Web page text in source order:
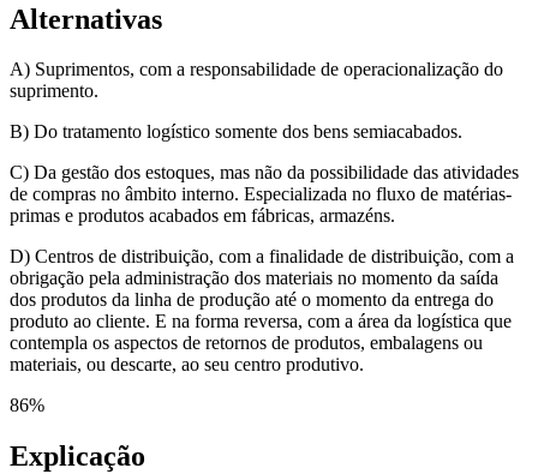
Alternativas
A) Suprimentos, com a responsabilidade de operacionalização do
suprimento.
B) Do tratamento logístico somente dos bens semiacabados.
C) Da gestão dos estoques, mas não da possibilidade das atividades
de compras no âmbito interno. Especializada no fluxo de matérias-
primas e produtos acabados em fábricas, armazéns.
D) Centros de distribuição, com a finalidade de distribuição, com a
obrigação pela administração dos materiais no momento da saída
dos produtos da linha de produção até o momento da entrega do
produto ao cliente. E na forma reversa, com a área da logística que
contempla os aspectos de retornos de produtos, embalagens ou
materiais, ou descarte, ao seu centro produtivo.
86%
Explicação